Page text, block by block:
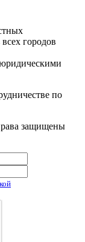
городов
по
защищены